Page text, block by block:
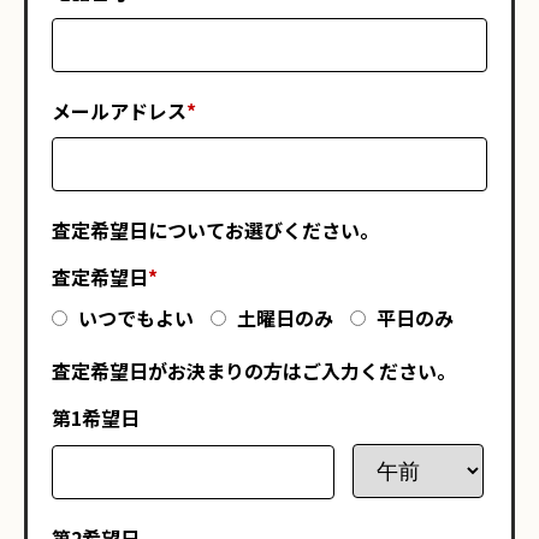
メールアドレス*
査定希望日についてお選びください。
査定希望日*
いつでもよい
土曜日のみ
平日のみ
査定希望日がお決まりの方はご入力ください。
第1希望日